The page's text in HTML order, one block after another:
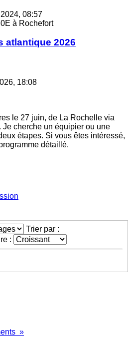
08:57
à Rochefort
atlantique 2026
18:08
le 27 juin, de La Rochelle via
Je cherche un équipier ou une
étapes. Si vous êtes intéressé,
détaillé.
Trier par :
:
»